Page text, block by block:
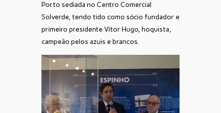
Porto sediada no Centro Comercial
Solverde, tendo tido como sócio fundador e
primeiro presidente Vítor Hugo, hoquista,
campeão pelos azuis e brancos.